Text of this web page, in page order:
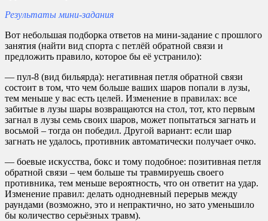
Результаты мини-задания
Вот небольшая подборка ответов на мини-задание с прошлого
занятия (найти вид спорта с петлёй обратной связи и
предложить правило, которое бы её устранило):
— пул-8 (вид бильярда): негативная петля обратной связи
состоит в том, что чем больше ваших шаров попали в лузы,
тем меньше у вас есть целей. Изменение в правилах: все
забитые в лузы шары возвращаются на стол, тот, кто первым
загнал в лузы семь своих шаров, может попытаться загнать и
восьмой – тогда он победил. Другой вариант: если шар
загнать не удалось, противник автоматически получает очко.
— боевые искусства, бокс и тому подобное: позитивная петля
обратной связи – чем больше ты травмируешь своего
противника, тем меньше вероятность, что он ответит на удар.
Изменение правил: делать однодневный перерыв между
раундами (возможно, это и непрактично, но зато уменьшило
бы количество серьёзных травм).